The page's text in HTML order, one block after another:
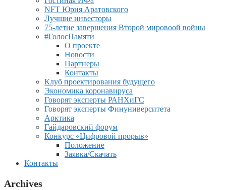
NFT Юрия Аратовского
Лучшие инвесторы
75-летие завершения Второй мировоой войны
#ГолосПамяти
О проекте
Новости
Партнеры
Контакты
Клуб проектирования будущего
Экономика коронавируса
Говорят эксперты РАНХиГС
Говорят эксперты Финуниверситета
Арктика
Гайдаровский форум
Конкурс «Цифровой прорыв»
Положение
Заявка/Скачать
Контакты
Archives